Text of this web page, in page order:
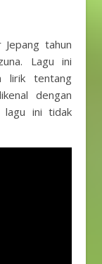
tahun
Lagu ini
lirik tentang
dengan
lagu ini tidak